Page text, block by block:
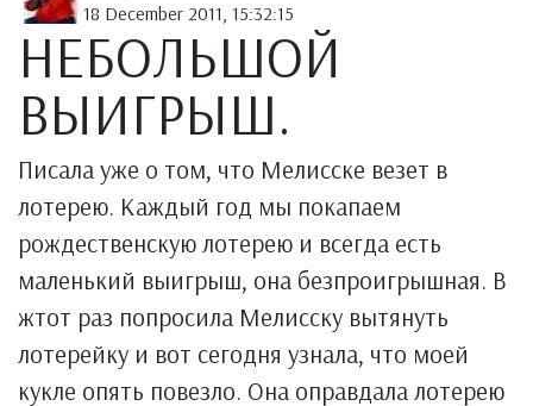
18 December 2011, 15:32:15
НЕБОЛЬШОЙ
ВЫИГРЫШ.
Писала уже о том, что Мелисске везет в
лотерею. Каждый год мы покапаем
рождественскую лотерею и всегда есть
маленький выигрыш, она безпроигрышная. В
жтот раз попросила Мелисску вытянуть
лотерейку и вот сегодня узнала, что моей
кукле опять повезло. Она оправдала лотерею